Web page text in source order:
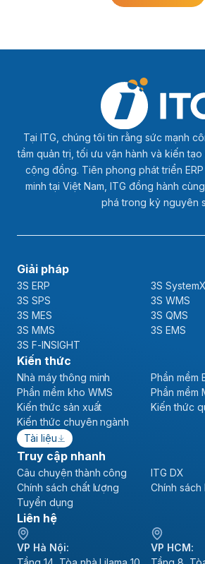
Tại ITG, chúng tôi tin rằng sức mạnh
tầm quản trị, tối ưu vận hành và kiến
cộng đồng. Tiên phong phát triển
minh tại Việt Nam, ITG đồng hành
phá trong kỷ nguyên
Giải pháp
3S ERP
3S SystemX
3S SPS
3S WMS
3S MES
3S QMS
3S MMS
3S EMS
3S F-INSIGHT
Kiến thức
Nhà máy thông minh
Phần mềm
Phần mềm kho WMS
Phần mềm
Kiến thức sản xuất
Kiến thức
Kiến thức chuyên ngành
Tài liệu
Truy cập nhanh
Câu chuyện thành công
ITG DX
Chính sách chất lượng
Chính sách
Tuyển dụng
Liên hệ
VP Hà Nội:
VP HCM: